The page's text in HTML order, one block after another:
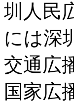
圳人民
には深
交通広
国家広